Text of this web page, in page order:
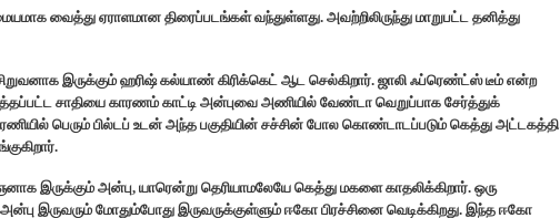
வைத்து ஏராளமான திரைப்படங்கள் வந்துள்ளது. அவற்றிலிருந்து மாறுபட்ட தனித்து
இருக்கும் ஹரிஷ் கல்யாண் கிரிக்கெட் ஆட செல்கிறார். ஜாலி ஃப்ரெண்ட்ஸ் டீம் என்ற
சாதியை காரணம் காட்டி அன்புவை அணியில் வேண்டா வெறுப்பாக சேர்த்துக்
பெரும் பில்டப் உடன் அந்த பகுதியின் சச்சின் போல கொண்டாடப்படும் கெத்து அட்டகத்தி
இருக்கும் அன்பு, யாரென்று தெரியாமலேயே கெத்து மகளை காதலிக்கிறார். ஒரு
இருவரும் மோதும்போது இருவருக்குள்ளும் ஈகோ பிரச்சினை வெடிக்கிறது. இந்த ஈகோ